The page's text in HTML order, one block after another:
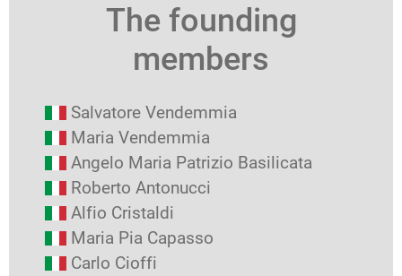
The founding
members
Salvatore Vendemmia
Maria Vendemmia
Angelo Maria Patrizio Basilicata
Roberto Antonucci
Alfio Cristaldi
Maria Pia Capasso
Carlo Cioffi